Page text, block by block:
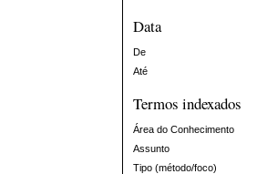
Data
De
Até
Termos indexados
Área do Conhecimento
Assunto
Tipo (método/foco)